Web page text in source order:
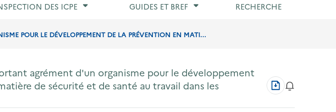
utilisateur
DES ICPE GUIDES ET BREF RECHERCHE
POUR LE DÉVELOPPEMENT DE LA PRÉVENTION EN MATI...
agrément d'un organisme pour le développement
de sécurité et de santé au travail dans les
Télécharger
au